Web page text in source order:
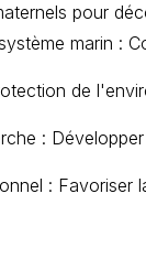
pour
marin :
de
:
: